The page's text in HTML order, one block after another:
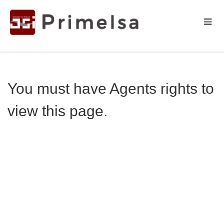
You must have Agents rights to
view this page.